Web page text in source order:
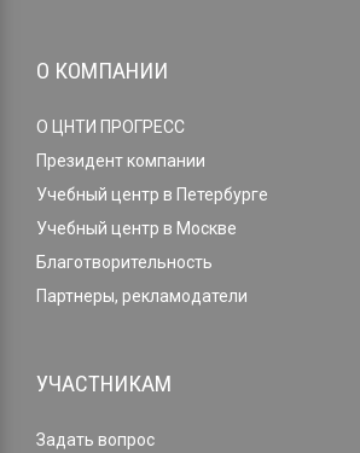
О КОМПАНИИ
О ЦНТИ ПРОГРЕСС
Президент компании
Учебный центр в Петербурге
Учебный центр в Москве
Благотворительность
Партнеры, рекламодатели
УЧАСТНИКАМ
Задать вопрос